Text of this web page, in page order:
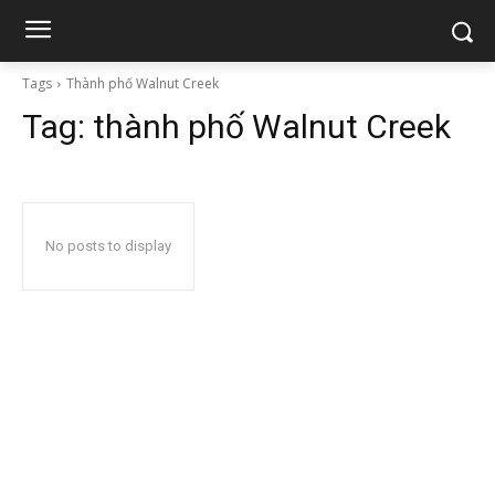
Tags Thành phố Walnut Creek
Tag: thành phố Walnut Creek
No posts to display